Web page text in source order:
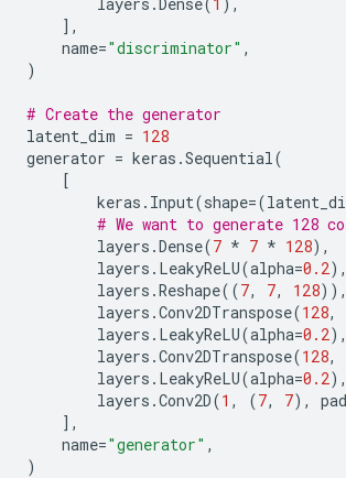
],
name="discriminator" ,
)
# Create the generator
latent_dim = 128
generator = keras .Sequential(
[
keras . Input(shape=(
# We want to generate 128
layers .Dense(7 * 7 * 128),
layers . LeakyReLU(alpha=0.2),
layers .Reshape((7, 7, 128)),
layers .Conv2DTranspose(128,
layers . LeakyReLU(alpha=0.2),
layers .Conv2DTranspose(128,
layers . LeakyReLU(alpha=0.2),
layers .Conv2D(1 , (7, 7),
],
name="generator" ,
)